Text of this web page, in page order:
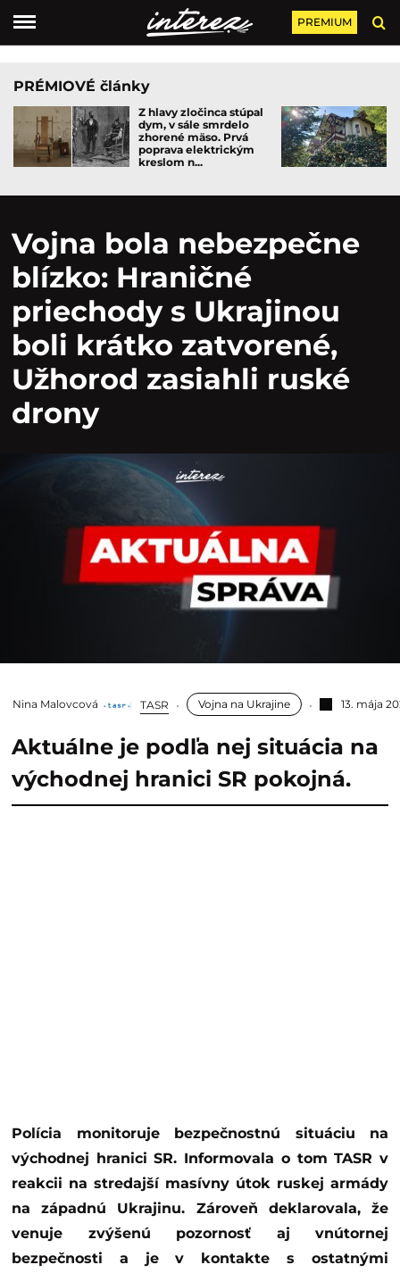
PREMIUM
PRÉMIOVÉ články
Z hlavy zločinca stúpal
dym, v sále smrdelo
zhorené mäso. Prvá
poprava elektrickým
kreslom n...
Vojna bola nebezpečne
blízko: Hraničné
priechody s Ukrajinou
boli krátko zatvorené,
Užhorod zasiahli ruské
drony
Nina Malovcová TASR Vojna na Ukrajine 13. mája
Aktuálne je podľa nej situácia na
východnej hranici SR pokojná.
Polícia monitoruje bezpečnostnú situáciu na
východnej hranici SR. Informovala o tom TASR v
reakcii na stredajší masívny útok ruskej armády
na západnú Ukrajinu. Zároveň deklarovala, že
venuje zvýšenú pozornosť aj vnútornej
bezpečnosti a je v kontakte s ostatnými